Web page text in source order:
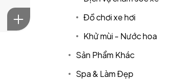
Đồ chơi xe hơi
Khử mùi - Nước hoa
Sản Phẩm Khác
Spa & Làm Đẹp